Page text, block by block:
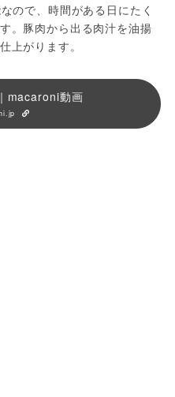
ので、時間がある日にたく
。豚肉から出る肉汁を油揚
上がります。
macaroni動画